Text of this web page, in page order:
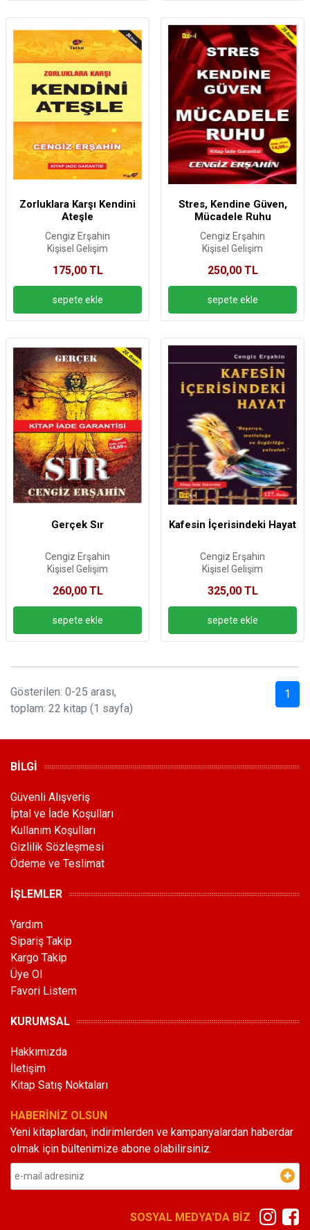
Zorluklara Karşı Kendini
Ateşle
Cengiz Erşahin
Kişisel Gelişim
175,00 TL
Stres, Kendine Güven,
Mücadele Ruhu
Cengiz Erşahin
Kişisel Gelişim
250,00 TL
Gerçek Sır
Cengiz Erşahin
Kişisel Gelişim
260,00 TL
Kafesin İçerisindeki Hayat
Cengiz Erşahin
Kişisel Gelişim
325,00 TL
Gösterilen: 0-25 arası,
toplam: 22 kitap (1 sayfa)
1
BİLGİ
Güvenli Alışveriş
İptal ve İade Koşulları
Kullanım Koşulları
Gizlilik Sözleşmesi
Ödeme ve Teslimat
İŞLEMLER
Yardım
Sipariş Takip
Kargo Takip
Üye Ol
Favori Listem
KURUMSAL
Hakkımızda
İletişim
Kitap Satış Noktaları
HABERİNİZ OLSUN
Yeni kitaplardan, indirimlerden ve kampanyalardan haberdar
olmak için bültenimize abone olabilirsiniz.
SOSYAL MEDYA'DA BİZ